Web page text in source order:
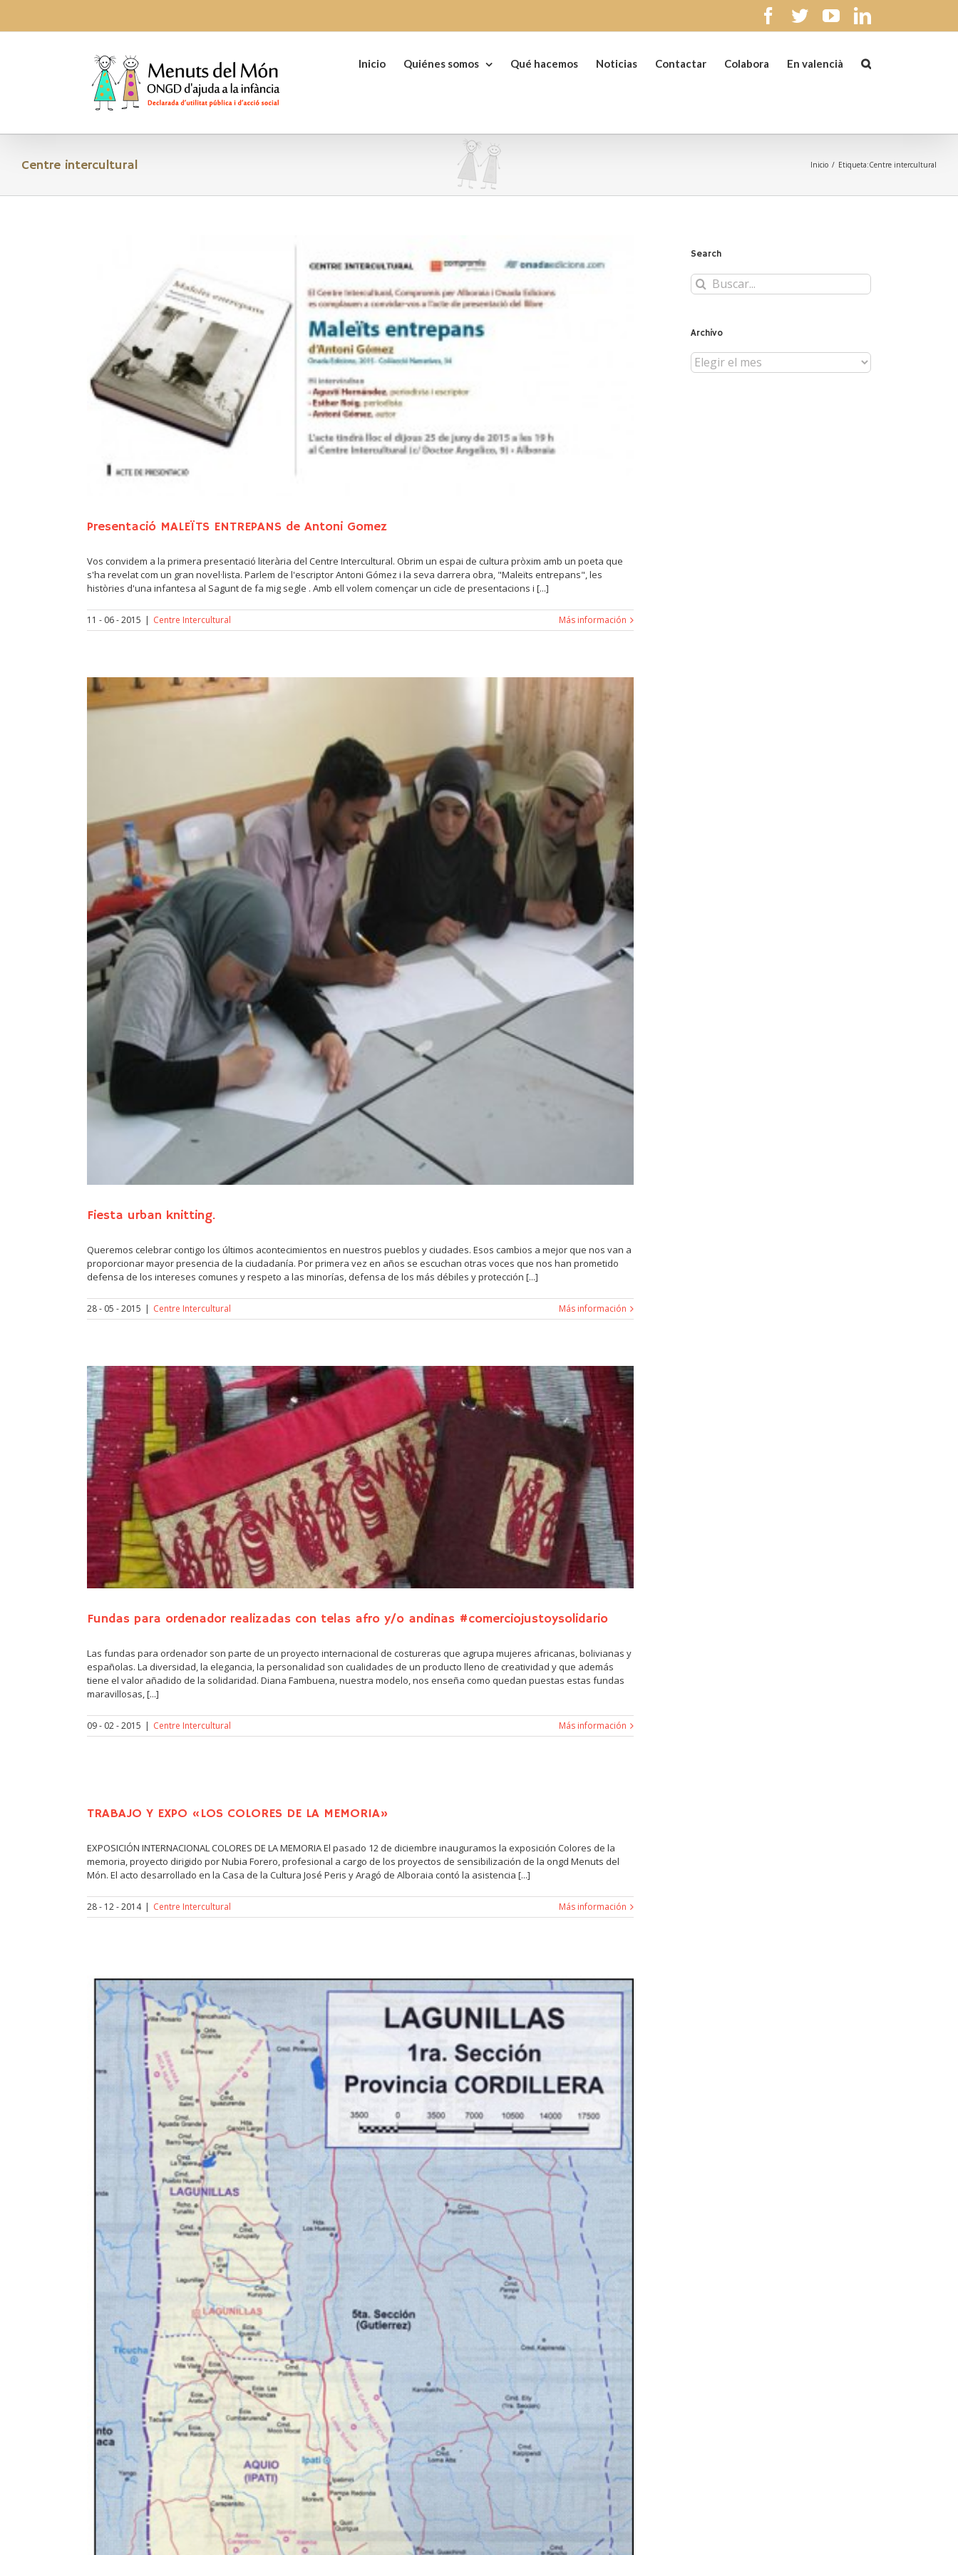
content
facebook
twitteryoutubelinkedin
Inicio Quiénes somos Qué hacemos Noticias Contactar Colabora En valencià
Centre intercultural Inicio / Etiqueta:Centre intercultural
Presentació MALEÏTS ENTREPANS de Antoni Gomez
Vos convidem a la primera presentació literària del Centre Intercultural. Obrim un espai de cultura pròxim amb un poeta que
s'ha revelat com un gran novel·lista. Parlem de l'escriptor Antoni Gómez i la seva darrera obra, "Maleïts entrepans", les
històries d'una infantesa al Sagunt de fa mig segle . Amb ell volem començar un cicle de presentacions i [...]
11 - 06 - 2015 | Centre Intercultural Más información
Fiesta urban knitting.
Queremos celebrar contigo los últimos acontecimientos en nuestros pueblos y ciudades. Esos cambios a mejor que nos van a
proporcionar mayor presencia de la ciudadanía. Por primera vez en años se escuchan otras voces que nos han prometido
defensa de los intereses comunes y respeto a las minorías, defensa de los más débiles y protección [...]
28 - 05 - 2015 | Centre Intercultural Más información
Fundas para ordenador realizadas con telas afro y/o andinas #comerciojustoysolidario
Las fundas para ordenador son parte de un proyecto internacional de costureras que agrupa mujeres africanas, bolivianas y
españolas. La diversidad, la elegancia, la personalidad son cualidades de un producto lleno de creatividad y que además
tiene el valor añadido de la solidaridad. Diana Fambuena, nuestra modelo, nos enseña como quedan puestas estas fundas
maravillosas, [...]
09 - 02 - 2015 | Centre Intercultural Más información
TRABAJO Y EXPO «LOS COLORES DE LA MEMORIA»
EXPOSICIÓN INTERNACIONAL COLORES DE LA MEMORIA El pasado 12 de diciembre inauguramos la exposición Colores de la
memoria, proyecto dirigido por Nubia Forero, profesional a cargo de los proyectos de sensibilización de la ongd Menuts del
Món. El acto desarrollado en la Casa de la Cultura José Peris y Aragó de Alboraia contó la asistencia [...]
28 - 12 - 2014 | Centre Intercultural Más información
Search
Buscar:
Archivo
Archivo